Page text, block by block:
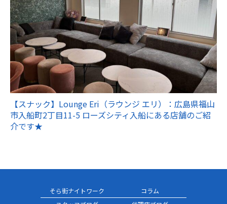
【スナック】Lounge Eri（ラウンジ エリ）：広島県福山
市入船町2丁目11-5 ローズシティ入船にある店舗のご紹
介です★
そら街ナイトワーク
コラム